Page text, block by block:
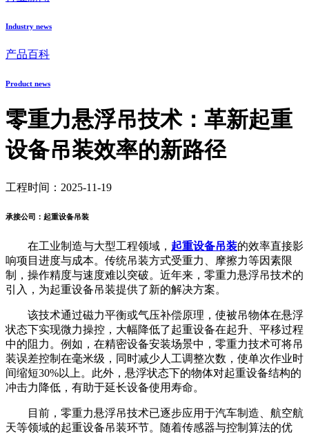
Industry news
产品百科
Product news
零重力悬浮吊技术：革新起重
设备吊装效率的新路径
工程时间：2025-11-19
承接公司：起重设备吊装
在工业制造与大型工程领域， 起重设备吊装的效率直接影
响项目进度与成本。传统吊装方式受重力、摩擦力等因素限
制，操作精度与速度难以突破。近年来，零重力悬浮吊技术的
引入，为起重设备吊装提供了新的解决方案。
该技术通过磁力平衡或气压补偿原理，使被吊物体在悬浮
状态下实现微力操控，大幅降低了起重设备在起升、平移过程
中的阻力。例如，在精密设备安装场景中，零重力技术可将吊
装误差控制在毫米级，同时减少人工调整次数，使单次作业时
间缩短30%以上。此外，悬浮状态下的物体对起重设备结构的
冲击力降低，有助于延长设备使用寿命。
目前，零重力悬浮吊技术已逐步应用于汽车制造、航空航
天等领域的起重设备吊装环节。随着传感器与控制算法的优